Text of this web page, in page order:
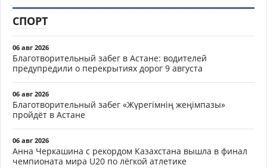
СПОРТ
06 авг 2026
Благотворительный забег в Астане: водителей
предупредили о перекрытиях дорог 9 августа
06 авг 2026
Благотворительный забег «Жүрегімнің жеңімпазы»
пройдёт в Астане
06 авг 2026
Анна Черкашина с рекордом Казахстана вышла в финал
чемпионата мира U20 по лёгкой атлетике